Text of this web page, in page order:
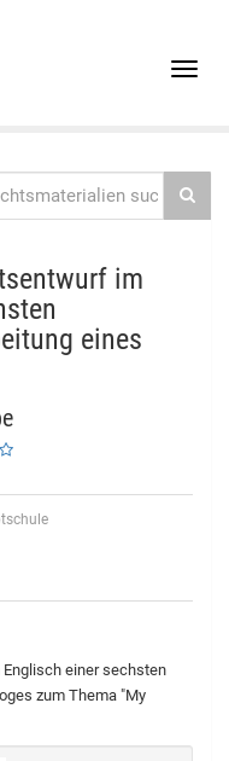
Toggle
im
eines
einer sechsten
zum Thema "My